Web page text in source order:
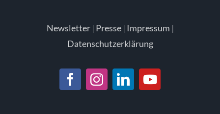
Newsletter| Presse| Impressum |
Datenschutzerklärung
FacebookInstagram
LinkedInYouTube